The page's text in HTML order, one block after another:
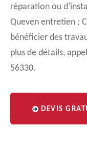
réparation ou
Queven entretien ;
bénéficier des
plus de détails,
56330.
DEVIS